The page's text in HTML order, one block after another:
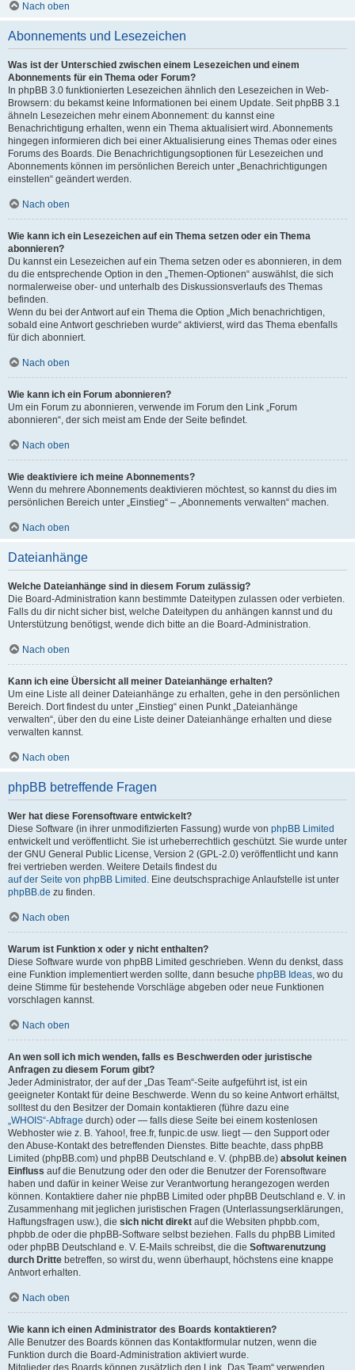
Nach oben
Abonnements und Lesezeichen
Was ist der Unterschied zwischen einem Lesezeichen und einem
Abonnements für ein Thema oder Forum?
In phpBB 3.0 funktionierten Lesezeichen ähnlich den Lesezeichen in Web-
Browsern: du bekamst keine Informationen bei einem Update. Seit phpBB 3.1
ähneln Lesezeichen mehr einem Abonnement: du kannst eine
Benachrichtigung erhalten, wenn ein Thema aktualisiert wird. Abonnements
hingegen informieren dich bei einer Aktualisierung eines Themas oder eines
Forums des Boards. Die Benachrichtigungsoptionen für Lesezeichen und
Abonnements können im persönlichen Bereich unter „Benachrichtigungen
einstellen“ geändert werden.
Nach oben
Wie kann ich ein Lesezeichen auf ein Thema setzen oder ein Thema
abonnieren?
Du kannst ein Lesezeichen auf ein Thema setzen oder es abonnieren, in dem
du die entsprechende Option in den „Themen-Optionen“ auswählst, die sich
normalerweise ober- und unterhalb des Diskussionsverlaufs des Themas
befinden.
Wenn du bei der Antwort auf ein Thema die Option „Mich benachrichtigen,
sobald eine Antwort geschrieben wurde“ aktivierst, wird das Thema ebenfalls
für dich abonniert.
Nach oben
Wie kann ich ein Forum abonnieren?
Um ein Forum zu abonnieren, verwende im Forum den Link „Forum
abonnieren“, der sich meist am Ende der Seite befindet.
Nach oben
Wie deaktiviere ich meine Abonnements?
Wenn du mehrere Abonnements deaktivieren möchtest, so kannst du dies im
persönlichen Bereich unter „Einstieg“ – „Abonnements verwalten“ machen.
Nach oben
Dateianhänge
Welche Dateianhänge sind in diesem Forum zulässig?
Die Board-Administration kann bestimmte Dateitypen zulassen oder verbieten.
Falls du dir nicht sicher bist, welche Dateitypen du anhängen kannst und du
Unterstützung benötigst, wende dich bitte an die Board-Administration.
Nach oben
Kann ich eine Übersicht all meiner Dateianhänge erhalten?
Um eine Liste all deiner Dateianhänge zu erhalten, gehe in den persönlichen
Bereich. Dort findest du unter „Einstieg“ einen Punkt „Dateianhänge
verwalten“, über den du eine Liste deiner Dateianhänge erhalten und diese
verwalten kannst.
Nach oben
phpBB betreffende Fragen
Wer hat diese Forensoftware entwickelt?
Diese Software (in ihrer unmodifizierten Fassung) wurde von phpBB Limited
entwickelt und veröffentlicht. Sie ist urheberrechtlich geschützt. Sie wurde unter
der GNU General Public License, Version 2 (GPL-2.0) veröffentlicht und kann
frei vertrieben werden. Weitere Details findest du
auf der Seite von phpBB Limited . Eine deutschsprachige Anlaufstelle ist unter
phpBB.de zu finden.
Nach oben
Warum ist Funktion x oder y nicht enthalten?
Diese Software wurde von phpBB Limited geschrieben. Wenn du denkst, dass
eine Funktion implementiert werden sollte, dann besuche phpBB Ideas, wo du
deine Stimme für bestehende Vorschläge abgeben oder neue Funktionen
vorschlagen kannst.
Nach oben
An wen soll ich mich wenden, falls es Beschwerden oder juristische
Anfragen zu diesem Forum gibt?
Jeder Administrator, der auf der „Das Team“-Seite aufgeführt ist, ist ein
geeigneter Kontakt für deine Beschwerde. Wenn du so keine Antwort erhältst,
solltest du den Besitzer der Domain kontaktieren (führe dazu eine
„WHOIS“-Abfrage durch) oder — falls diese Seite bei einem kostenlosen
Webhoster wie z. B. Yahoo!, free.fr, funpic.de usw. liegt — den Support oder
den Abuse-Kontakt des betreffenden Dienstes. Bitte beachte, dass phpBB
Limited (phpBB.com) und phpBB Deutschland e. V. (phpBB.de) absolut keinen
Einfluss auf die Benutzung oder den oder die Benutzer der Forensoftware
haben und dafür in keiner Weise zur Verantwortung herangezogen werden
können. Kontaktiere daher nie phpBB Limited oder phpBB Deutschland e. V. in
Zusammenhang mit jeglichen juristischen Fragen (Unterlassungserklärungen,
Haftungsfragen usw.), die sich nicht direkt auf die Websiten phpbb.com,
phpbb.de oder die phpBB-Software selbst beziehen. Falls du phpBB Limited
oder phpBB Deutschland e. V. E-Mails schreibst, die die Softwarenutzung
durch Dritte betreffen, so wirst du, wenn überhaupt, höchstens eine knappe
Antwort erhalten.
Nach oben
Wie kann ich einen Administrator des Boards kontaktieren?
Alle Benutzer des Boards können das Kontaktformular nutzen, wenn die
Funktion durch die Board-Administration aktiviert wurde.
Mitglieder des Boards können zusätzlich den Link „Das Team“ verwenden.